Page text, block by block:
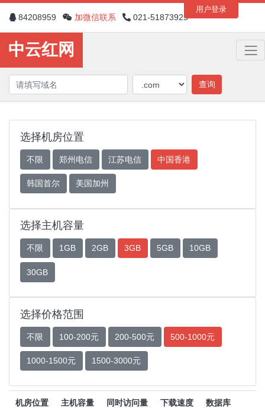
用户登录
84208959 加微信联系 021-51873925
中云红网
查询
选择机房位置
不限 郑州电信 江苏电信 中国香港
韩国首尔 美国加州
选择主机容量
不限 1GB 2GB 3GB 5GB 10GB
30GB
选择价格范围
不限 100-200元 200-500元 500-1000元
1000-1500元 1500-3000元
机房位置 主机容量 同时访问量 下载速度 数据库